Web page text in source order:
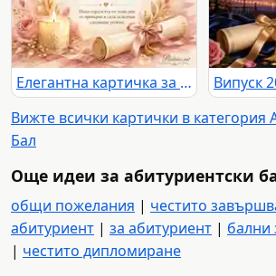
Елегантна картичка за Випуск 2026 с поздрав към абитуриента и неговото семейство
Вижте всички картички в категория
Бал
Още идеи за абитуриентски
общи пожелания | честито
абитуриент | за абитуриент | бални
| честито дипломиране